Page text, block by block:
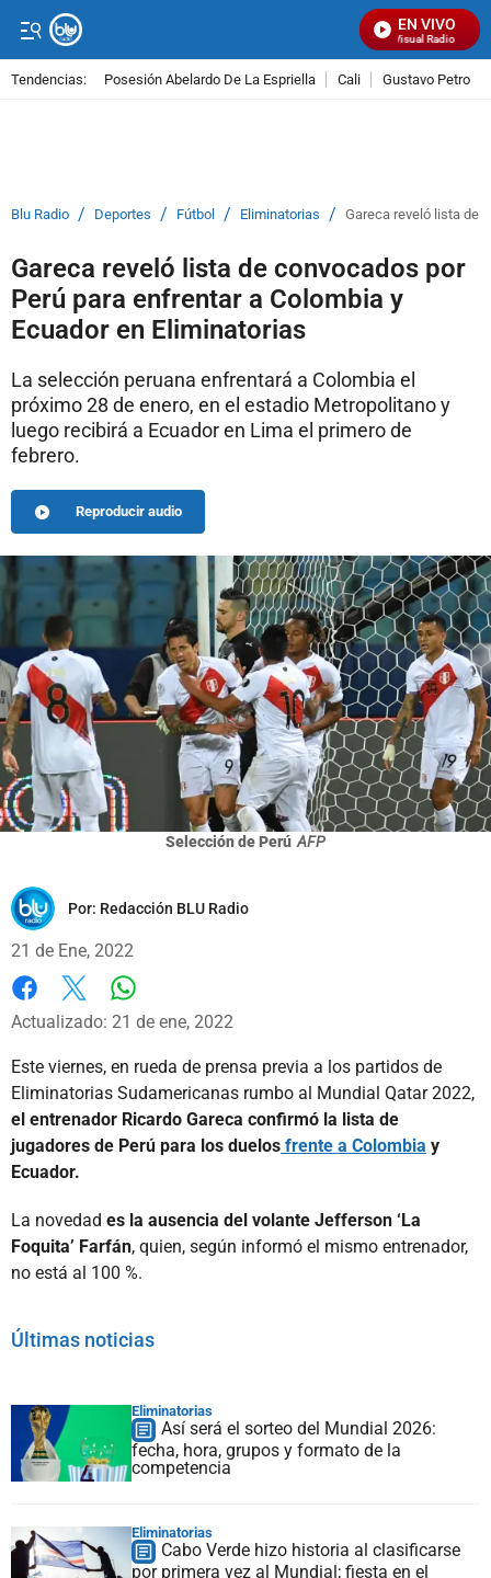
EN VIVO
Señal Visual Radio
Tendencias: Posesión Abelardo De La Espriella Cali Gustavo Petro
Blu Radio / Deportes / Fútbol / Eliminatorias / Gareca reveló lista de
Gareca reveló lista de convocados por
Perú para enfrentar a Colombia y
Ecuador en Eliminatorias
La selección peruana enfrentará a Colombia el
próximo 28 de enero, en el estadio Metropolitano y
luego recibirá a Ecuador en Lima el primero de
febrero.
Reproducir audio
Selección de Perú AFP
Por: Redacción BLU Radio
21 de Ene, 2022
Facebook
X
Actualizado: 21 de ene, 2022
Este viernes, en rueda de prensa previa a los partidos de
Eliminatorias Sudamericanas rumbo al Mundial Qatar 2022,
el entrenador Ricardo Gareca confirmó la lista de
jugadores de Perú para los duelos frente a Colombia y
Ecuador.
La novedad es la ausencia del volante Jefferson ‘La
Foquita’ Farfán, quien, según informó el mismo entrenador,
no está al 100 %.
Últimas noticias
Eliminatorias
Así será el sorteo del Mundial 2026:
fecha, hora, grupos y formato de la
competencia
Eliminatorias
Cabo Verde hizo historia al clasificarse
por primera vez al Mundial; fiesta en el